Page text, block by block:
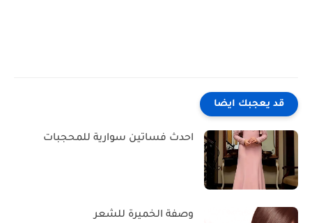
قد يعجبك ايضا
احدث فساتين سوارية للمحجبات
وصفة الخميرة للشعر